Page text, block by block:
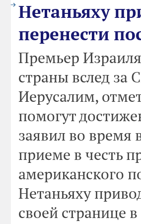
Нетаньяху
перенести
Премьер
страны вслед за
Иерусалим,
помогут
заявил во время
приеме в честь
американского
Нетаньяху
своей странице